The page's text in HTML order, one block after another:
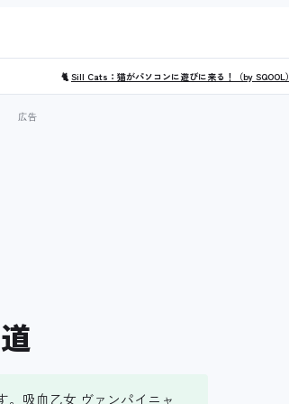
🐈Sill Cats：猫がパソコンに遊びに来る！（by SQOOL）
。吸血乙女 ヴァンパイニャ